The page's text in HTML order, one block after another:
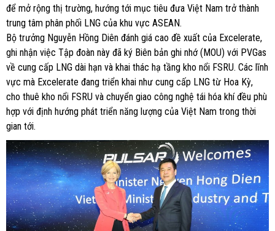
để mở rộng thị trường, hướng tới mục tiêu đưa Việt Nam trở thành
trung tâm phân phối LNG của khu vực ASEAN.
Bộ trưởng Nguyễn Hồng Diên đánh giá cao đề xuất của Excelerate,
ghi nhận việc Tập đoàn này đã ký Biên bản ghi nhớ (MOU) với PVGas
về cung cấp LNG dài hạn và khai thác hạ tầng kho nổi FSRU. Các lĩnh
vực mà Excelerate đang triển khai như cung cấp LNG từ Hoa Kỳ,
cho thuê kho nổi FSRU và chuyển giao công nghệ tái hóa khí đều phù
hợp với định hướng phát triển năng lượng của Việt Nam trong thời
gian tới.